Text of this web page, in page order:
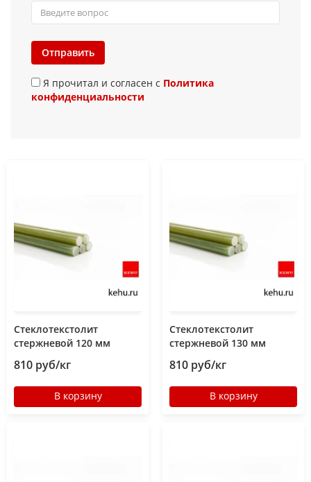
Отправить
Я прочитал и согласен с Политика
конфиденциальности
Стеклотекстолит
стержневой 120 мм
810 руб/кг
В корзину
Стеклотекстолит
стержневой 130 мм
810 руб/кг
В корзину